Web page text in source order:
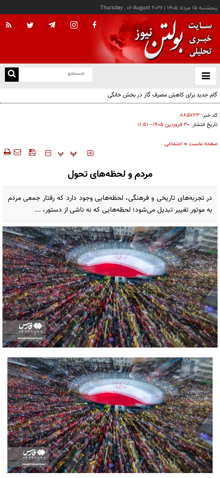
پنجشنبه ۱۵ مرداد ۱۴۰۵ |
Thursday , 06 August 2026
باز
و
گام جدید برای کاهش مصرف گاز در بخش خانگی
کد خبر: ۸۸۵۷۲۳
تاریخ انتشار: ۳۰ فروردين ۱۴۰۵ - ۱۱:۵۱
صفحه نخست » اجتماعی
‍‍‍ پ پ
مردم و لحظه‌های تحول
در تجربه‌های تاریخی و فرهنگی، لحظه‌هایی وجود دارد که رفتار جمعی مردم
به موتور تغییر تبدیل می‌شود؛ لحظه‌هایی که نه ناشی از دستور، ...